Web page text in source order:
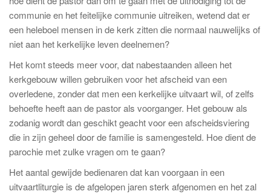
communie en het feitelijke communie uitreiken, wetend dat er
een heleboel mensen in de kerk zitten die normaal nauwelijks of
niet aan het kerkelijke leven deelnemen?
Het komt steeds meer voor, dat nabestaanden alleen het
kerkgebouw willen gebruiken voor het afscheid van een
overledene, zonder dat men een kerkelijke uitvaart wil, of zelfs
behoefte heeft aan de pastor als voorganger. Het gebouw als
zodanig wordt dan geschikt geacht voor een afscheidsviering
die in zijn geheel door de familie is samengesteld. Hoe dient de
parochie met zulke vragen om te gaan?
Het aantal gewijde bedienaren dat kan voorgaan in een
uitvaartliturgie is de afgelopen jaren sterk afgenomen en het zal